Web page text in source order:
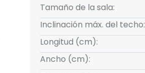
Tamaño de la sala:
Inclinación máx. del techo:
Longitud (cm):
Ancho (cm):